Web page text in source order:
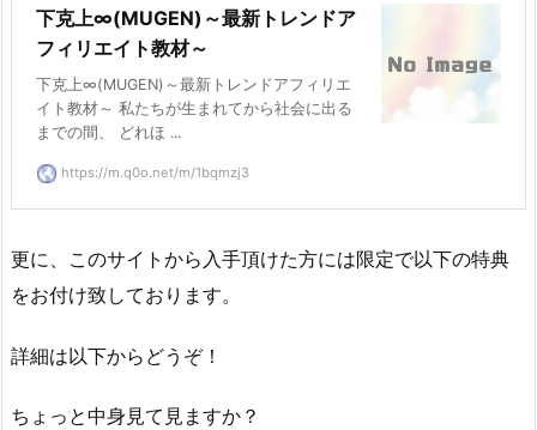
下克上∞(MUGEN)～最新トレンドア
フィリエイト教材～
下克上∞(MUGEN)～最新トレンドアフィリエ
イト教材～ 私たちが生まれてから社会に出る
までの間、 どれほ ...
https://m.q0o.net/m/1bqmzj3
更に、このサイトから入手頂けた方には限定で以下の特典
をお付け致しております。
詳細は以下からどうぞ！
ちょっと中身見て見ますか？